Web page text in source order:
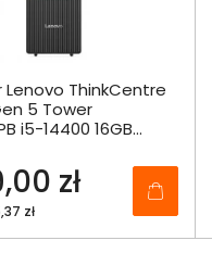
ThinkCentre
5 Tower
i5-14400 16GB
zł
zł